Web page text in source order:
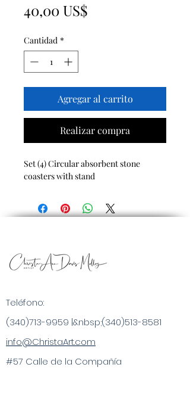
40,00 US$
Cantidad *
Agregar al carrito
Realizar compra
Set (4) Circular absorbent stone
coasters with stand
Teléfono:
(340)713-9959 |&nbsp;(340)513-8581
info@ChristaArt.com
#57 Calle de la Compañía